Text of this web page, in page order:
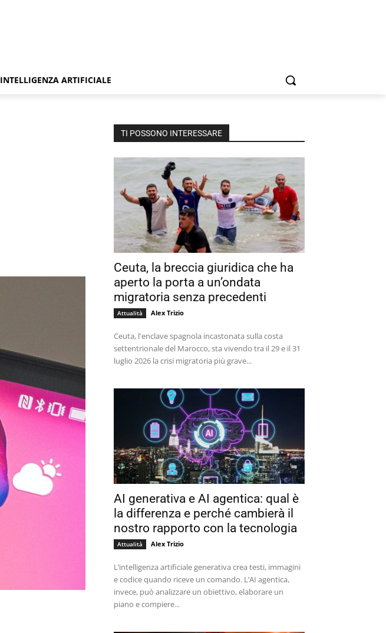
INTELLIGENZA ARTIFICIALE
TI POSSONO INTERESSARE
Ceuta, la breccia giuridica che ha
aperto la porta a un’ondata
migratoria senza precedenti
Attualità Alex Trizio
Ceuta, l'enclave spagnola incastonata sulla costa
settentrionale del Marocco, sta vivendo tra il 29 e il 31
luglio 2026 la crisi migratoria più grave...
AI generativa e AI agentica: qual è
la differenza e perché cambierà il
nostro rapporto con la tecnologia
Attualità Alex Trizio
L’intelligenza artificiale generativa crea testi, immagini
e codice quando riceve un comando. L’AI agentica,
invece, può analizzare un obiettivo, elaborare un
piano e compiere...